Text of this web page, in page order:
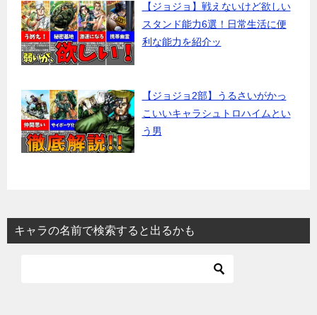
【ジョジョ】戦えないけど欲しい
スタンド能力6選！日常生活に便
利な能力を紹介ッ
【ジョジョ2部】うるさいがかっ
こいいキャラシュトロハイムとい
う男
キャラの名前で検索すると出るかも